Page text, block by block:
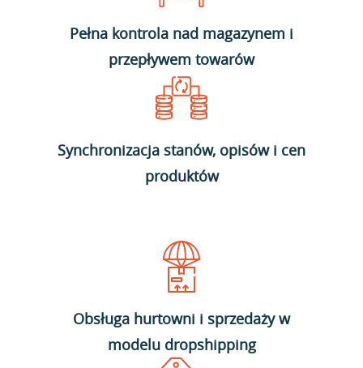
Pełna kontrola nad magazynem i
przepływem towarów
Synchronizacja stanów, opisów i cen
produktów
Obsługa hurtowni i sprzedaży w
modelu dropshipping